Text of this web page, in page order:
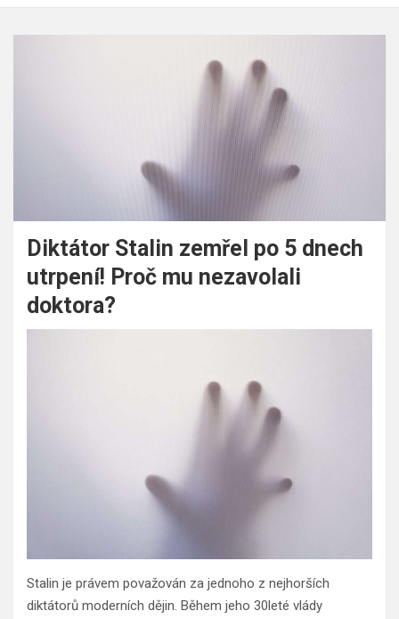
Diktátor Stalin zemřel po 5 dnech
utrpení! Proč mu nezavolali
doktora?
Stalin je právem považován za jednoho z nejhorších
diktátorů moderních dějin. Během jeho 30leté vlády